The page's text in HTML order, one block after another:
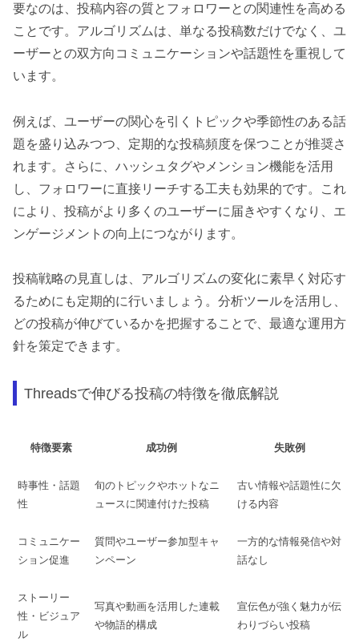
要なのは、投稿内容の質とフォロワーとの関連性を高める
ことです。アルゴリズムは、単なる投稿数だけでなく、ユ
ーザーとの双方向コミュニケーションや話題性を重視して
います。
例えば、ユーザーの関心を引くトピックや季節性のある話
題を盛り込みつつ、定期的な投稿頻度を保つことが推奨さ
れます。さらに、ハッシュタグやメンション機能を活用
し、フォロワーに直接リーチする工夫も効果的です。これ
により、投稿がより多くのユーザーに届きやすくなり、エ
ンゲージメントの向上につながります。
投稿戦略の見直しは、アルゴリズムの変化に素早く対応す
るためにも定期的に行いましょう。分析ツールを活用し、
どの投稿が伸びているかを把握することで、最適な運用方
針を策定できます。
Threadsで伸びる投稿の特徴を徹底解説
特徴要素 成功例 失敗例
時事性・話題
性
旬のトピックやホットなニ
ュースに関連付けた投稿
古い情報や話題性に欠
ける内容
コミュニケー
ション促進
質問やユーザー参加型キャ
ンペーン
一方的な情報発信や対
話なし
ストーリー
性・ビジュア
ル
写真や動画を活用した連載
や物語的構成
宣伝色が強く魅力が伝
わりづらい投稿